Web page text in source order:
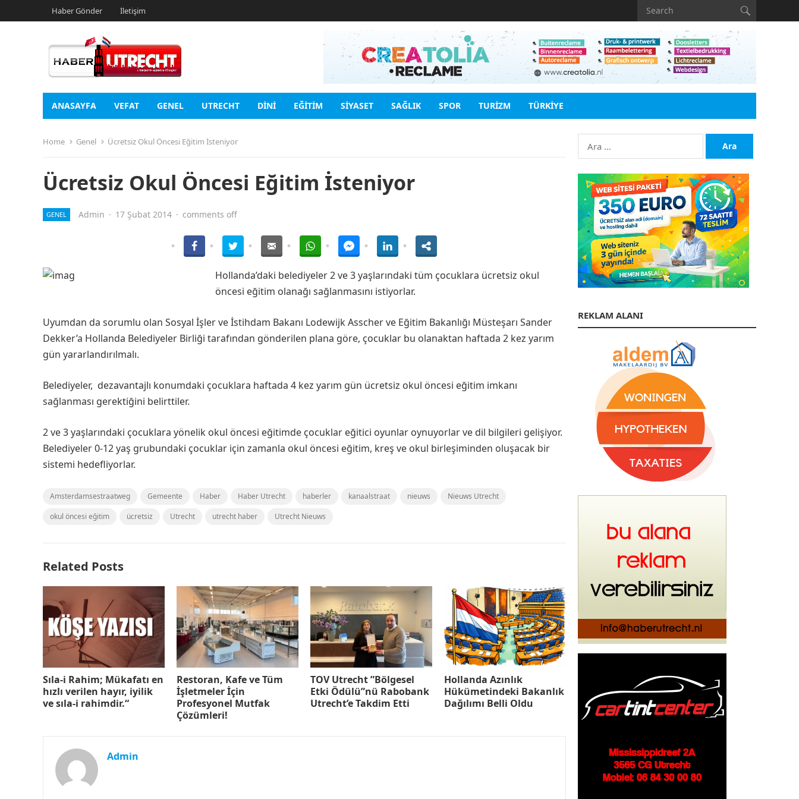
Haber Gönder İletişim
ANASAYFA VEFAT GENEL UTRECHT DINI EĞITIM SIYASET SAĞLIK SPOR TURIZM TÜRKIYE
Home Genel Ücretsiz Okul Öncesi Eğitim İsteniyor
Ücretsiz Okul Öncesi Eğitim İsteniyor
GENEL Admin · 17 Şubat 2014 · comments off
Hollanda’daki belediyeler 2 ve 3 yaşlarındaki tüm çocuklara ücretsiz okul
öncesi eğitim olanağı sağlanmasını istiyorlar.
Uyumdan da sorumlu olan Sosyal İşler ve İstihdam Bakanı Lodewijk Asscher ve Eğitim Bakanlığı Müsteşarı Sander
Dekker’a Hollanda Belediyeler Birliği tarafından gönderilen plana göre, çocuklar bu olanaktan haftada 2 kez yarım
gün yararlandırılmalı.
Belediyeler, dezavantajlı konumdaki çocuklara haftada 4 kez yarım gün ücretsiz okul öncesi eğitim imkanı
sağlanması gerektiğini belirttiler.
2 ve 3 yaşlarındaki çocuklara yönelik okul öncesi eğitimde çocuklar eğitici oyunlar oynuyorlar ve dil bilgileri gelişiyor.
Belediyeler 0-12 yaş grubundaki çocuklar için zamanla okul öncesi eğitim, kreş ve okul birleşiminden oluşacak bir
sistemi hedefliyorlar.
Amsterdamsestraatweg Gemeente Haber Haber Utrecht haberler kanaalstraat nieuws
Nieuws Utrecht
okul öncesi eğitim
ücretsiz Utrecht utrecht haber Utrecht Nieuws
Related Posts
Sıla-i Rahim; Mükafatı en
hızlı verilen hayır, iyilik
ve sıla-i rahimdir.“
Restoran, Kafe ve Tüm
İşletmeler İçin
Profesyonel Mutfak
Çözümleri!
TOV Utrecht ”Bölgesel
Etki Ödülü”nü Rabobank
Utrecht’e Takdim Etti
Hollanda Azınlık
Hükümetindeki Bakanlık
Dağılımı Belli Oldu
Admin
Arama:
REKLAM ALANI